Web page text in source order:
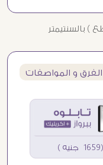
) بالسنتيمتر
الفرق و المواصفات
(1659 جنيه )